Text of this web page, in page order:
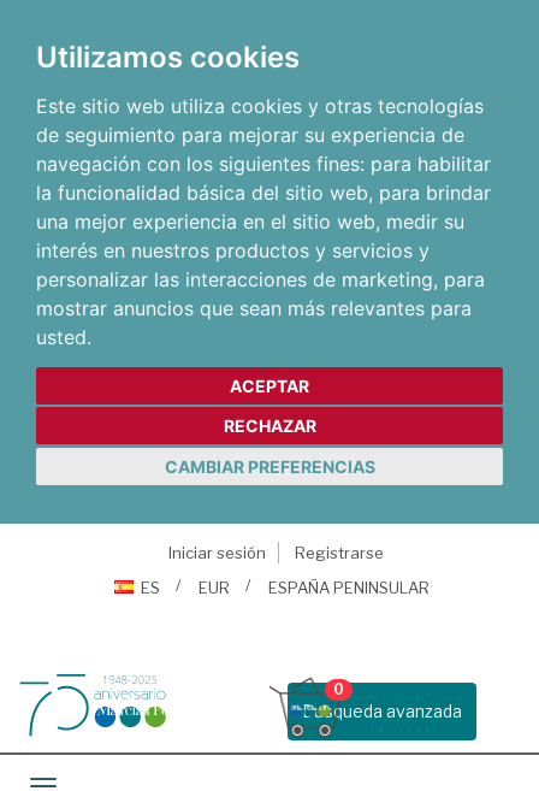
Utilizamos cookies
Este sitio web utiliza cookies y otras tecnologías
de seguimiento para mejorar su experiencia de
navegación con los siguientes fines: para habilitar
la funcionalidad básica del sitio web, para brindar
una mejor experiencia en el sitio web, medir su
interés en nuestros productos y servicios y
personalizar las interacciones de marketing, para
mostrar anuncios que sean más relevantes para
usted.
ACEPTAR
RECHAZAR
CAMBIAR PREFERENCIAS
Iniciar sesión
Registrarse
ES
EUR ESPAÑA PENINSULAR
Busqueda avanzada
0